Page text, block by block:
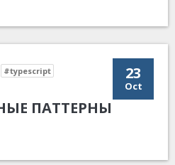
23
Oct
#typescript
ПАТТЕРНЫ